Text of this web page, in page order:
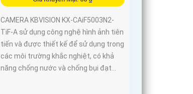
CAMERA KBVISION KX-CAiF5003N2-
TiF-A sử dụng công nghệ hình ảnh tiên
tiến và được thiết kế để sử dụng trong
các môi trường khắc nghiệt, có khả
năng chống nước và chống bụi đạt...